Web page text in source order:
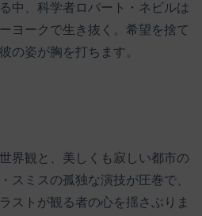
中、科学者ロバート・ネビルは
ヨークで生き抜く。希望を捨て
の姿が胸を打ちます。
界観と、美しくも寂しい都市の
スミスの孤独な演技が圧巻で、
ストが観る者の心を揺さぶりま